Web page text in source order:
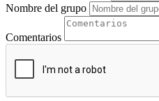
Nombre del grupo
Comentarios